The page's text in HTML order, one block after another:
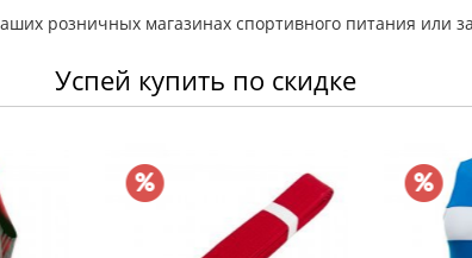
розничных магазинах спортивного питания или
Успей купить по скидке